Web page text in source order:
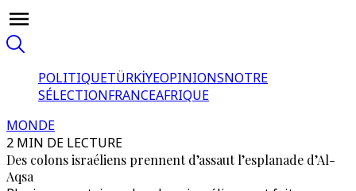
POLITIQUETÜRKİYEOPINIONSNOTRE
SÉLECTIONFRANCEAFRIQUE
MONDE
2 MIN DE LECTURE
Des colons israéliens prennent d’assaut l’esplanade d’Al-
Aqsa